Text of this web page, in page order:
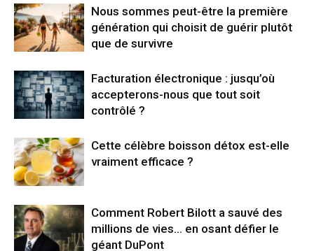
Nous sommes peut-être la première
génération qui choisit de guérir plutôt
que de survivre
Facturation électronique : jusqu’où
accepterons-nous que tout soit
contrôlé ?
Cette célèbre boisson détox est-elle
vraiment efficace ?
Comment Robert Bilott a sauvé des
millions de vies… en osant défier le
géant DuPont